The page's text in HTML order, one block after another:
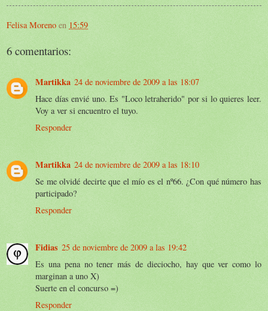
Felisa Moreno en 15:59
6 comentarios:
Martikka 24 de noviembre de 2009 a las 18:07
Hace días envié uno. Es "Loco letraherido" por si lo quieres leer.
Voy a ver si encuentro el tuyo.
Responder
Martikka 24 de noviembre de 2009 a las 18:10
Se me olvidé decirte que el mío es el nº66. ¿Con qué número has
participado?
Responder
Fidias 25 de noviembre de 2009 a las 19:42
Es una pena no tener más de dieciocho, hay que ver como lo
marginan a uno X)
Suerte en el concurso =)
Responder